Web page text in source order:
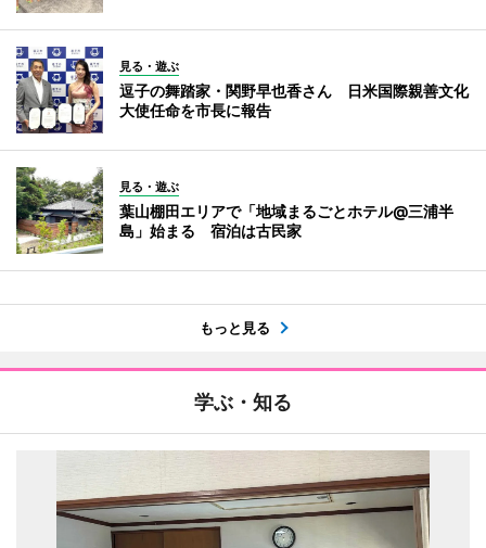
見る・遊ぶ
逗子の舞踏家・関野早也香さん 日米国際親善文化
大使任命を市長に報告
見る・遊ぶ
葉山棚田エリアで「地域まるごとホテル@三浦半
島」始まる 宿泊は古民家
もっと見る
学ぶ・知る